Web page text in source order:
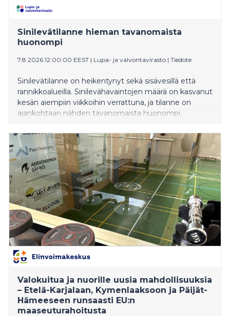
tuulee vähän enemmän, välillä vähemmän ja on
Sinilevätilanne hieman tavanomaista
huonompi
7.8.2026 12:00:00 EEST | Lupa- ja valvontavirasto | Tiedote
Sinilevätilanne on heikentynyt sekä sisävesillä että
rannikkoalueilla. Sinilevähavaintojen määrä on kasvanut
kesän aiempiin viikkoihin verrattuna, ja tilanne on
ajankohtaan nähden tavanomaista huonompi.
Valokuitua ja nuorille uusia mahdollisuuksia
– Etelä-Karjalaan, Kymenlaaksoon ja Päijät-
Hämeeseen runsaasti EU:n
maaseuturahoitusta